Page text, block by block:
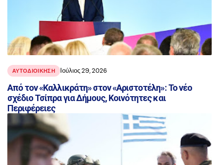
ΑΥΤΟΔΙΟΙΚΗΣΗ Ιούλιος 29, 2026
Από τον «Καλλικράτη» στον «Αριστοτέλη»: Το νέο
σχέδιο Τσίπρα για Δήμους, Κοινότητες και
Περιφέρειες